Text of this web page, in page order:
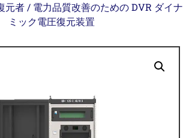
元者 / 電力品質改善のための DVR ダイナ
ミック電圧復元装置